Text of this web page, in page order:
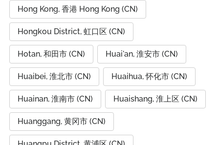
Hong Kong, 香港 Hong Kong (CN)
Hongkou District, 虹口区 (CN)
Hotan, 和田市 (CN) Huai'an, 淮安市 (CN)
Huaibei, 淮北市 (CN) Huaihua, 怀化市 (CN)
Huainan, 淮南市 (CN) Huaishang, 淮上区 (CN)
Huanggang, 黄冈市 (CN)